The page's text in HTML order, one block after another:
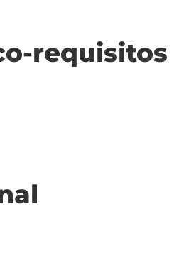
requisitos